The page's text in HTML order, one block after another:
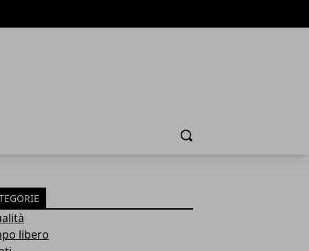
Cerca
libero